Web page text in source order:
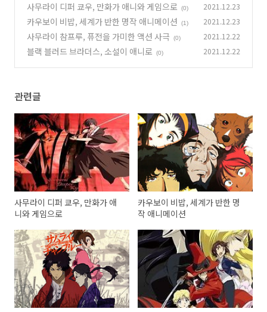
사무라이 디퍼 쿄우, 만화가 애니와 게임으로 (0) 2021.12.23
카우보이 비밥, 세계가 반한 명작 애니메이션 (1) 2021.12.23
사무라이 참프루, 퓨전을 가미한 액션 사극 (0) 2021.12.22
블랙 블러드 브라더스, 소설이 애니로 (0) 2021.12.22
관련글
사무라이 디퍼 쿄우, 만화가 애
니와 게임으로
카우보이 비밥, 세계가 반한 명
작 애니메이션